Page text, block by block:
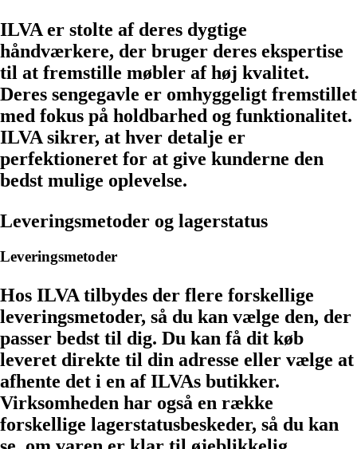
ILVA er stolte af deres dygtige
håndværkere, der bruger deres ekspertise
til at fremstille møbler af høj kvalitet.
Deres sengegavle er omhyggeligt fremstillet
med fokus på holdbarhed og funktionalitet.
ILVA sikrer, at hver detalje er
perfektioneret for at give kunderne den
bedst mulige oplevelse.
Leveringsmetoder og lagerstatus
Leveringsmetoder
Hos ILVA tilbydes der flere forskellige
leveringsmetoder, så du kan vælge den, der
passer bedst til dig. Du kan få dit køb
leveret direkte til din adresse eller vælge at
afhente det i en af ILVAs butikker.
Virksomheden har også en række
forskellige lagerstatusbeskeder, så du kan